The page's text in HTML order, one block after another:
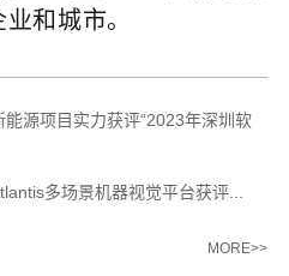
和城市。
源项目实力获评“2023年深圳软
多场景机器视觉平台获评...
MORE>>